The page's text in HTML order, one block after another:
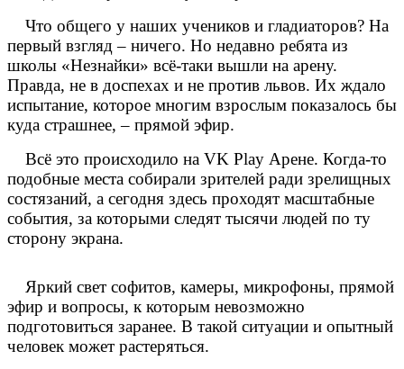
Что общего у наших учеников и гладиаторов? На
первый взгляд – ничего. Но недавно ребята из
школы «Незнайки» всё-таки вышли на арену.
Правда, не в доспехах и не против львов. Их ждало
испытание, которое многим взрослым показалось бы
куда страшнее, – прямой эфир.
Всё это происходило на VK Play Арене. Когда-то
подобные места собирали зрителей ради зрелищных
состязаний, а сегодня здесь проходят масштабные
события, за которыми следят тысячи людей по ту
сторону экрана.
Яркий свет софитов, камеры, микрофоны, прямой
эфир и вопросы, к которым невозможно
подготовиться заранее. В такой ситуации и опытный
человек может растеряться.